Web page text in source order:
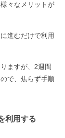
々なメリットが
進むだけで利用
ますが、2週間
で、焦らず手順
利用する